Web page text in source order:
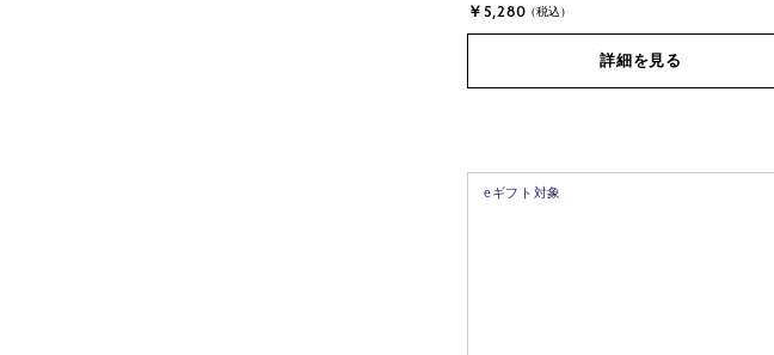
￥5,280 (税込)
詳細を見る
eギフト対象